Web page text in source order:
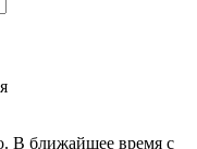
В ближайшее время с